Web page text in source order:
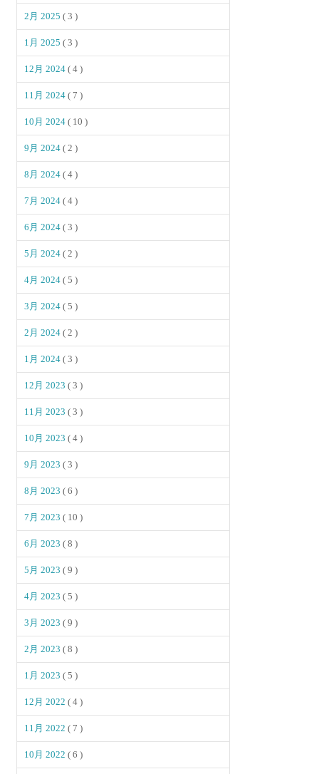
2月 2025( 3 )
1月 2025( 3 )
12月 2024( 4 )
11月 2024( 7 )
10月 2024( 10 )
9月 2024( 2 )
8月 2024( 4 )
7月 2024( 4 )
6月 2024( 3 )
5月 2024( 2 )
4月 2024( 5 )
3月 2024( 5 )
2月 2024( 2 )
1月 2024( 3 )
12月 2023( 3 )
11月 2023( 3 )
10月 2023( 4 )
9月 2023( 3 )
8月 2023( 6 )
7月 2023( 10 )
6月 2023( 8 )
5月 2023( 9 )
4月 2023( 5 )
3月 2023( 9 )
2月 2023( 8 )
1月 2023( 5 )
12月 2022( 4 )
11月 2022( 7 )
10月 2022( 6 )